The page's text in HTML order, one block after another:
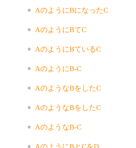
AのようにBになったC
AのようにBてC
AのようにBているC
AのようにB-C
AのようなBをしたC
AのようなBをしたC
AのようなB-C
AのようにBとCをD